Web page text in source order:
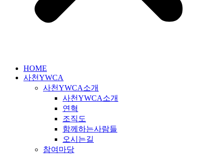
HOME
사천YWCA
사천YWCA소개
사천YWCA소개
연혁
조직도
함께하는사람들
오시는길
참여마당